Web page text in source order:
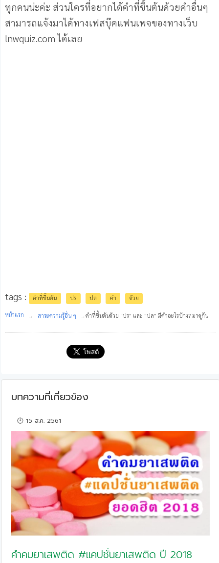
ทุกคนน่ะค่ะ ส่วนใครที่อยากได้คำที่ขึ้นต้นด้วยคำอื่นๆ
สามารถแจ้งมาได้ทางเฟสบุ๊คแฟนเพจของทางเว็บ
lnwquiz.com ได้เลย
tags : คำที่ขึ้นต้น ปร ปล คำ ด้วย
หน้าแรก สาระความรู้อื่น ๆ คำที่ขึ้นต้นด้วย "ปร" และ "ปล" มีคำอะไรบ้าง? มาดูกัน
บทความที่เกี่ยวข้อง
🕑 15 ส.ค. 2561
คำคมยาเสพติด #แคปชั่นยาเสพติด ปี 2018